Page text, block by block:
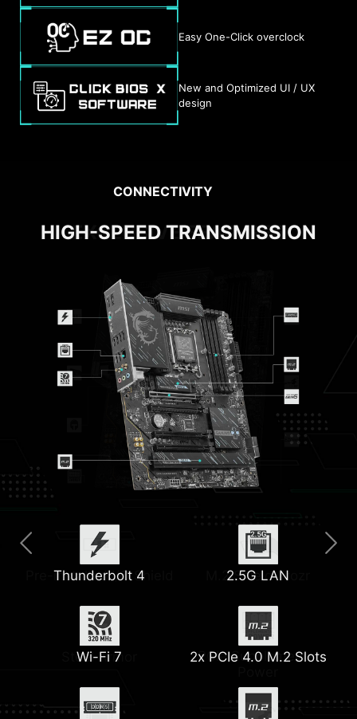
Easy One-Click overclock
New and Optimized UI / UX
design
EXCLUSIVE FEATURES
EXCLUSIVE FEATURES
Pre-installed I/O Shield M.2 Shield Frozr
Steel Armor
PCIe Supplemental
Extended Heatsink
6-Layer Server Grade
Thermal Pad
Thunderbolt 4 2.5G LAN
Wi-Fi 7 2x PCIe 4.0 M.2 Slots